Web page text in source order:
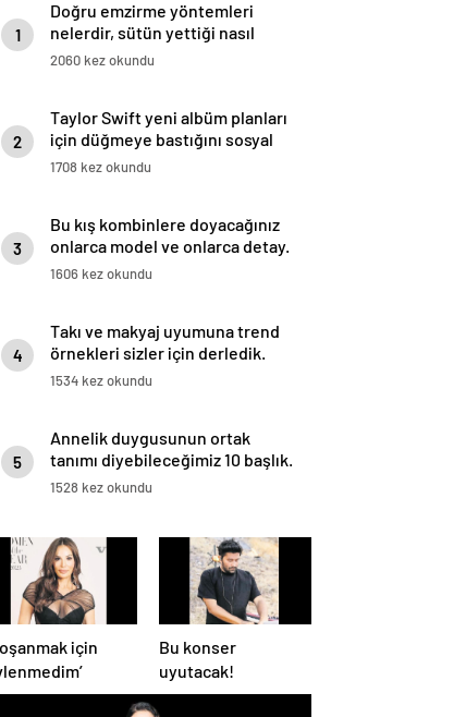
1
Doğru emzirme yöntemleri
nelerdir, sütün yettiği nasıl
anlaşılır?
2060 kez okundu
2
Taylor Swift yeni albüm planları
için düğmeye bastığını sosyal
medyadan duyurdu!
1708 kez okundu
3
Bu kış kombinlere doyacağınız
onlarca model ve onlarca detay.
1606 kez okundu
4
Takı ve makyaj uyumuna trend
örnekleri sizler için derledik.
1534 kez okundu
5
Annelik duygusunun ortak
tanımı diyebileceğimiz 10 başlık.
1528 kez okundu
için
Bu konser
uyutacak!